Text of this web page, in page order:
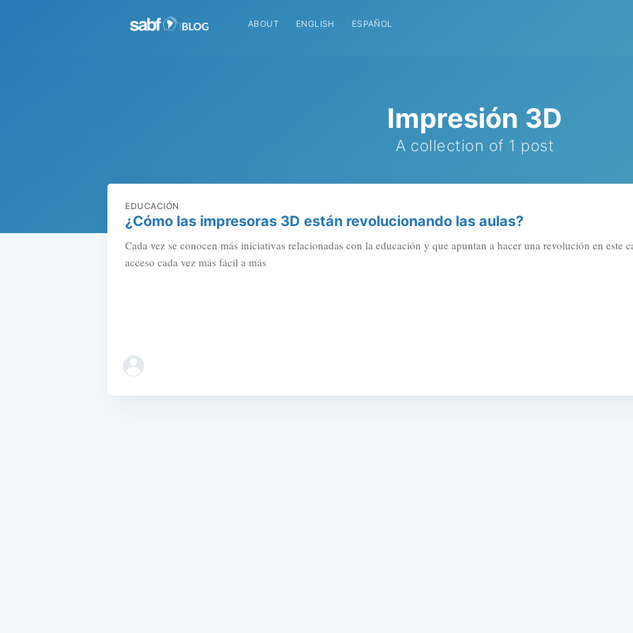
ABOUT ENGLISH ESPAÑOL
Impresión 3D
A collection of 1 post
EDUCACIÓN
¿Cómo las impresoras 3D están revolucionando las aulas?
Cada vez se conocen más iniciativas relacionadas con la educación y que apuntan a hacer una revolución en este
acceso cada vez más fácil a más